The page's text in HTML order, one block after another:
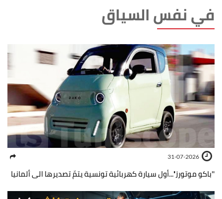
في نفس السياق
31-07-2026
''باكو موتورز''...أول سيارة كهربائية تونسية يتمّ تصديرها الى ألمانيا